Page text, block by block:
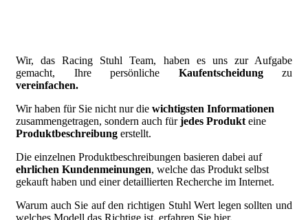
Wir, das Racing Stuhl Team, haben es uns zur Aufgabe
gemacht, Ihre persönliche Kaufentscheidungzu
vereinfachen.
Wir haben für Sie nicht nur die wichtigsten Informationen
zusammengetragen, sondern auch fürjedes Produkt eine
Produktbeschreibung erstellt.
Die einzelnen Produktbeschreibungen basieren dabei auf
ehrlichen Kundenmeinungen, welche das Produkt selbst
gekauft haben und einer detaillierten Recherche im Internet.
Warum auch Sie auf den richtigen Stuhl Wert legen sollten und
welches Modell das Richtige ist, erfahren Sie hier.